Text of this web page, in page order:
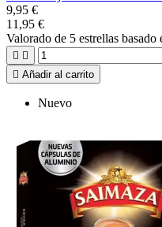
9,95 €
11,95 €
Valorado de 5 estrellas basado
 
 Añadir al carrito
Nuevo